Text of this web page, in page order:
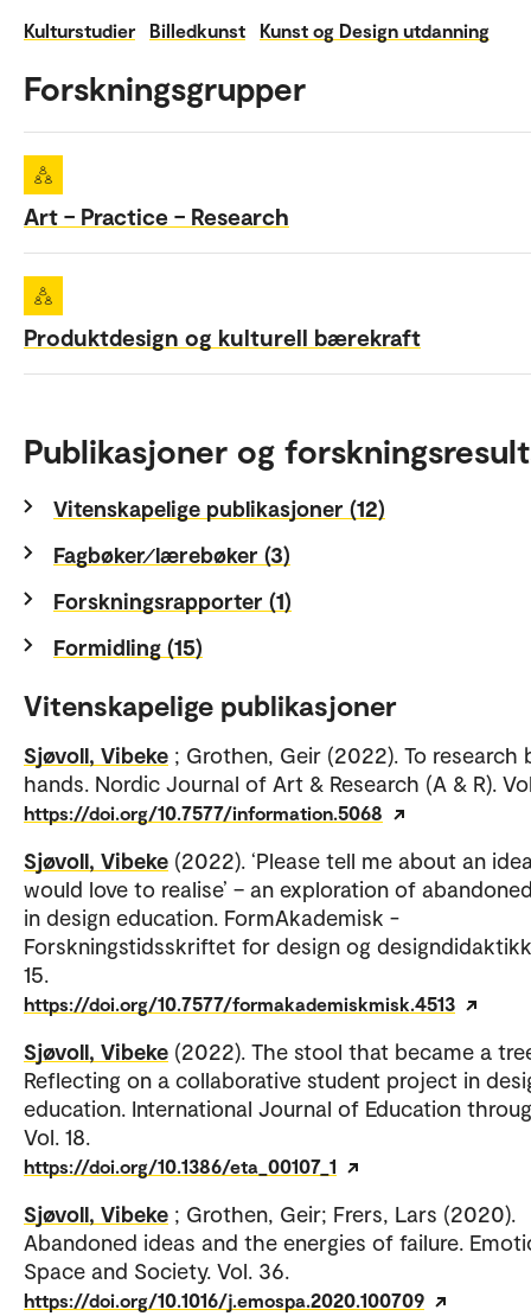
Kulturstudier Billedkunst Kunst og Design utdanning
Forskningsgrupper
Art – Practice – Research
Produktdesign og kulturell bærekraft
Publikasjoner og
Vitenskapelige publikasjoner (12)
Fagbøker⁄lærebøker (3)
Forskningsrapporter (1)
Formidling (15)
Vitenskapelige publikasjoner
Sjøvoll, Vibeke ; Grothen, Geir (2022). To research
hands. Nordic Journal of Art & Research (A & R).
https://doi.org/10.7577/information.5068
Sjøvoll, Vibeke (2022). ‘Please tell me about an
would love to realise’ – an exploration of
in design education. FormAkademisk -
Forskningstidsskriftet for design og
15.
https://doi.org/10.7577/formakademiskmisk.4513
Sjøvoll, Vibeke (2022). The stool that became a
Reflecting on a collaborative student project in
education. International Journal of Education
Vol. 18.
https://doi.org/10.1386/eta_00107_1
Sjøvoll, Vibeke ; Grothen, Geir; Frers, Lars (2020).
Abandoned ideas and the energies of failure.
Space and Society. Vol. 36.
https://doi.org/10.1016/j.emospa.2020.100709